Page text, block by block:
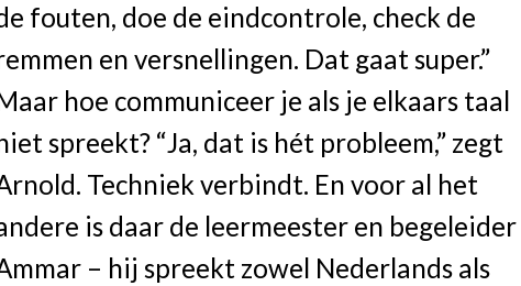
fouten, doe de eindcontrole, check de
en versnellingen. Dat gaat super.”
hoe communiceer je als je elkaars taal
spreekt? “Ja, dat is hét probleem,” zegt
Techniek verbindt. En voor al het
is daar de leermeester en begeleider
– hij spreekt zowel Nederlands als